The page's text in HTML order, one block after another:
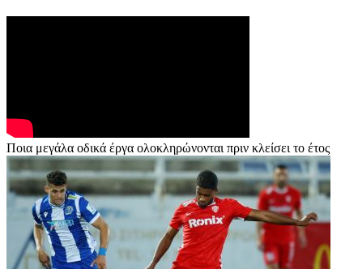
Ποια μεγάλα οδικά έργα ολοκληρώνονται πριν κλείσει το έτος